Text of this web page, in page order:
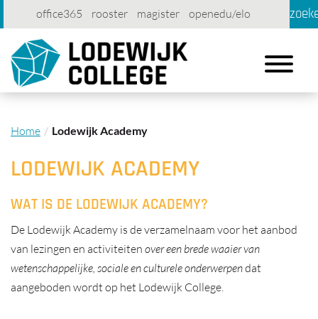
office365 rooster magister
openedu/elo
account
contact printen
Toggle
Home Lodewijk Academy
LODEWIJK ACADEMY
WAT IS DE LODEWIJK ACADEMY?
De Lodewijk Academy is de verzamelnaam voor het aanbod
van lezingen en activiteiten over een brede waaier van
wetenschappelijke, sociale en culturele onderwerpendat
aangeboden wordt op het Lodewijk College.